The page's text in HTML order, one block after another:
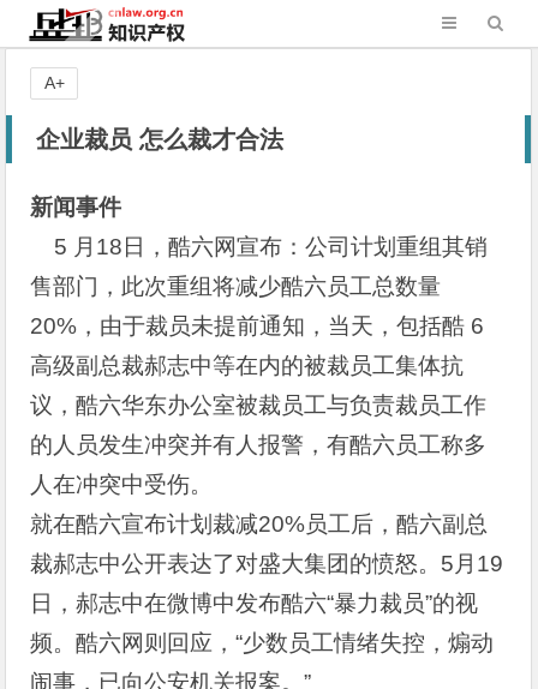
企业裁员 怎么裁才合法
新闻事件
5 月18 日，酷六网宣布：公司计划重组其销
售部门，此次重组将减少酷六员工总数量
20%，由于裁员未提前通知，当天，包括酷 6
高级副总裁郝志中等在内的被裁员工集体抗
议，酷六华东办公室被裁员工与负责裁员工作
的人员发生冲突并有人报警，有酷六员工称多
人在冲突中受伤。
就在酷六宣布计划裁减20%员工后，酷六副总
裁郝志中公开表达了对盛大集团的愤怒。5月19
日，郝志中在微博中发布酷六“暴力裁员”的视
频。酷六网则回应，“少数员工情绪失控，煽动
闹事，已向公安机关报案。”
A+